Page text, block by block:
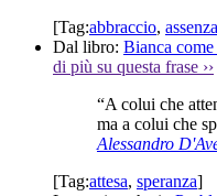
[Tag:abbraccio, assenza
Dal libro: Bianca
di più su questa frase ››
“A colui che
ma a colui che
Alessandro
[Tag:attesa, speranza]